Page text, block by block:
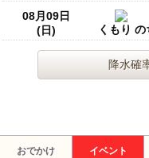
08月09日
(日)
くもり の
降水確
おでかけ イベント